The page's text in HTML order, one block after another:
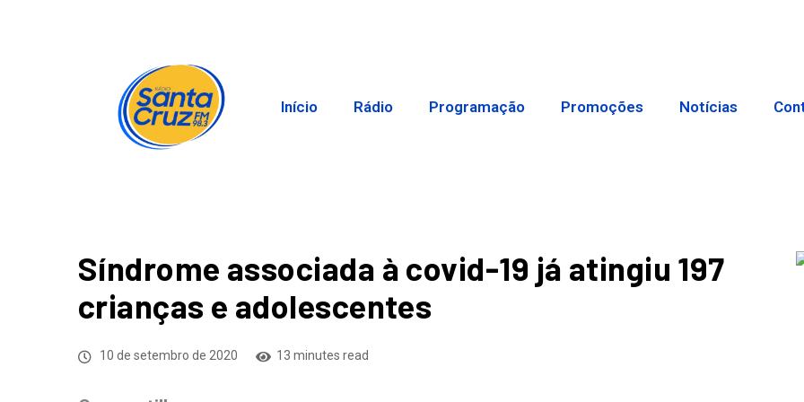
Início Rádio Programação Promoções Notícias
Síndrome associada à covid-19 já atingiu 197
crianças e adolescentes
10 de setembro de 2020 13 minutes read